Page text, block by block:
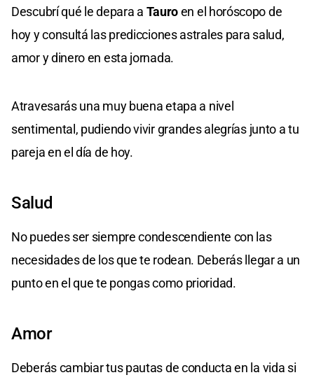
Descubrí qué le depara a Tauroen el horóscopo de
hoy y consultá las predicciones astrales para salud,
amor y dinero en esta jornada.
Atravesarás una muy buena etapa a nivel
sentimental, pudiendo vivir grandes alegrías junto a tu
pareja en el día de hoy.
Salud
No puedes ser siempre condescendiente con las
necesidades de los que te rodean. Deberás llegar a un
punto en el que te pongas como prioridad.
Amor
Deberás cambiar tus pautas de conducta en la vida si